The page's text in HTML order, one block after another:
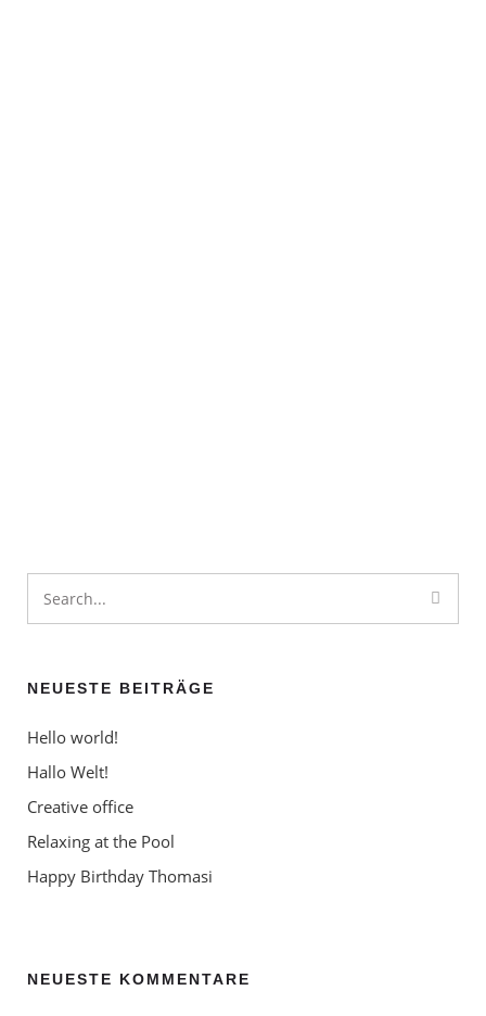
Schreiben!
NEUESTE BEITRÄGE
Hello world!
Hallo Welt!
Creative office
Relaxing at the Pool
Happy Birthday Thomasi
NEUESTE KOMMENTARE